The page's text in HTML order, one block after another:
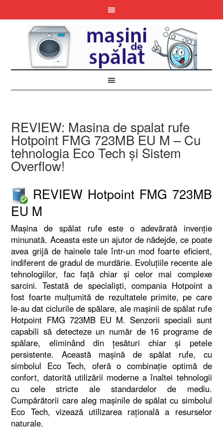
REVIEW: Masina de spalat rufe
Hotpoint FMG 723MB EU M – Cu
tehnologia Eco Tech și Sistem
Overflow!
REVIEW Hotpoint FMG 723MB
EU M
Mașina de spălat rufe este o adevărată invenție
minunată. Aceasta este un ajutor de nădejde, ce poate
avea grijă de hainele tale într-un mod foarte eficient,
indiferent de gradul de murdărie. Evoluțiile recente ale
tehnologiilor, fac față chiar și celor mai complexe
sarcini. Testată de specialiști, compania Hotpoint a
fost foarte mulțumită de rezultatele primite, pe care
le-au dat ciclurile de spălare, ale mașinii de spălat rufe
Hotpoint FMG 723MB EU M. Senzorii speciali sunt
capabili să detecteze un număr de 16 programe de
spălare, eliminând din țesături chiar și petele
persistente. Această mașină de spălat rufe, cu
simbolul Eco Tech, oferă o combinație optimă de
confort, datorită utilizării moderne a înaltei tehnologii
cu cele stricte ale standardelor de mediu.
Cumpărătorii care aleg mașinile de spălat cu simbolul
Eco Tech, vizează utilizarea rațională a resurselor
naturale.